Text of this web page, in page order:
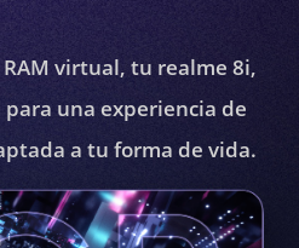
virtual, tu realme 8i,
una experiencia de
a tu forma de vida.